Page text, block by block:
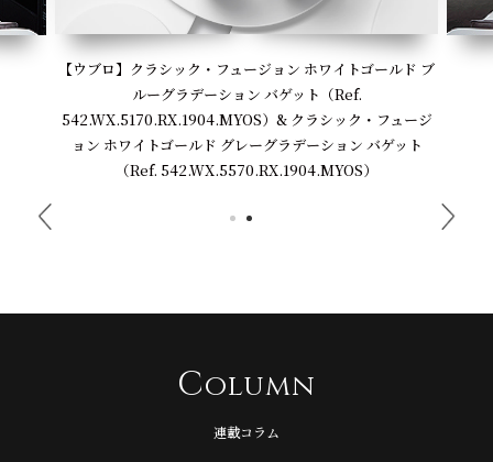
【ウブロ】クラシック・フュージョン ホワイトゴールド ブ
ルーグラデーション バゲット（Ref.
542.WX.5170.RX.1904.MYOS）& クラシック・フュージ
ョン ホワイトゴールド グレーグラデーション バゲット
（Ref. 542.WX.5570.RX.1904.MYOS）
Column
連載コラム